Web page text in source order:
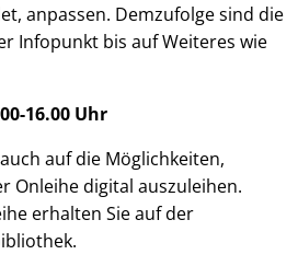
anpassen. Demzufolge sind die
Infopunkt bis auf Weiteres wie
16.00 Uhr
auf die Möglichkeiten,
Onleihe digital auszuleihen.
erhalten Sie auf der